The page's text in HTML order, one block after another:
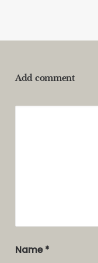
Add comment
Name*